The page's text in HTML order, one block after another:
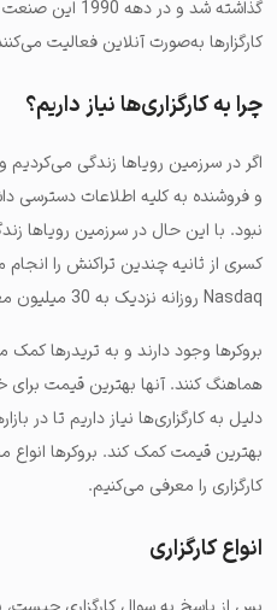
گذاشته شد و در
کارگزارها به‌صورت آنلاین فعالیت
چرا به کارگزاری‌ها نیاز داریم؟
اگر در سرزمین رویاها زندگی می‌کردیم
و فروشنده به کلیه اطلاعات دسترسی
نبود. با این حال در سرزمین رویاها
کسری از ثانیه چندین تراکنش را
Nasdaq روزانه نزدیک به 30 میلیون معامله انجام می‌شود.
بروکرها وجود دارند و به تریدرها کمک
هماهنگ کنند. آنها بهترین قیمت برای
دلیل به کارگزاری‌ها نیاز داریم تا در
بهترین قیمت کمک کند. بروکرها انواع
کارگزاری را معرفی می‌کنیم.
انواع کارگزاری